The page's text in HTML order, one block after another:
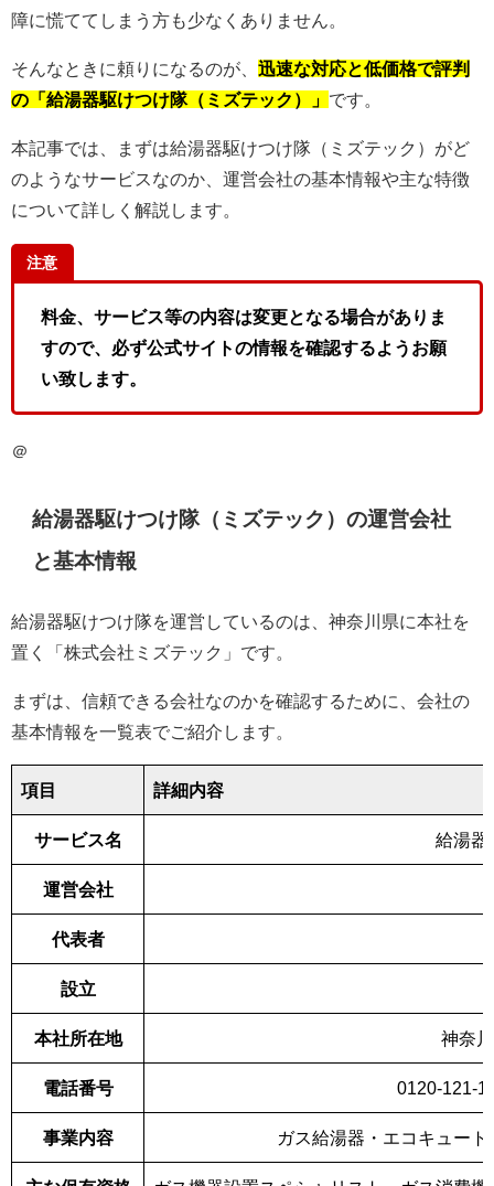
障に慌ててしまう方も少なくありません。
そんなときに頼りになるのが、 迅速な対応と低価格で評判
の「給湯器駆けつけ隊（ミズテック）」 です。
本記事では、まずは給湯器駆けつけ隊（ミズテック）がど
のようなサービスなのか、運営会社の基本情報や主な特徴
について詳しく解説します。
注意
料金、サービス等の内容は変更となる場合がありま
すので、必ず公式サイトの情報を確認するようお願
い致します。
＠
給湯器駆けつけ隊（ミズテック）の運営会社
と基本情報
給湯器駆けつけ隊を運営しているのは、神奈川県に本社を
置く「株式会社ミズテック」です。
まずは、信頼できる会社なのかを確認するために、会社の
基本情報を一覧表でご紹介します。
項目 詳細内容
サービス名 給湯器
運営会社
代表者
設立
本社所在地 神奈
電話番号 0120-121-
事業内容 ガス給湯器・エコキュー